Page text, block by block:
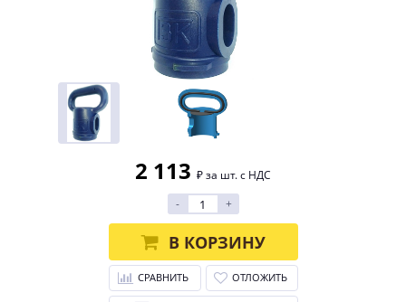
2 113 ₽ за шт. с НДС
-
+
В КОРЗИНУ
СРАВНИТЬ ОТЛОЖИТЬ